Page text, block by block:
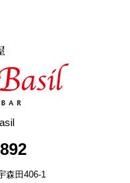
森田406-1